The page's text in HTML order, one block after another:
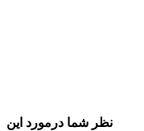
نظر شما درمورد این